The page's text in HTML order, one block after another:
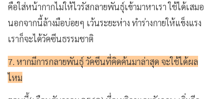
คือใส่หน้ากากไม่ให้ไวรัสกลายพันธุ์เข้ามาหาเรา ใช้ได้เสมอ
นอกจากนี้ล้างมือบ่อยๆ เว้นระยะห่าง ทำร่างกายให้แข็งแรง
เราก็จะได้วัคซีนธรรมชาติ
7. หากมีการกลายพันธุ์ วัคซีนที่คิดค้นมาล่าสุด จะใช้ได้ผล
ไหม